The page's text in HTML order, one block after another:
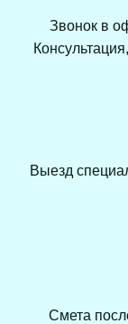
Звонок в
Выезд
Смета